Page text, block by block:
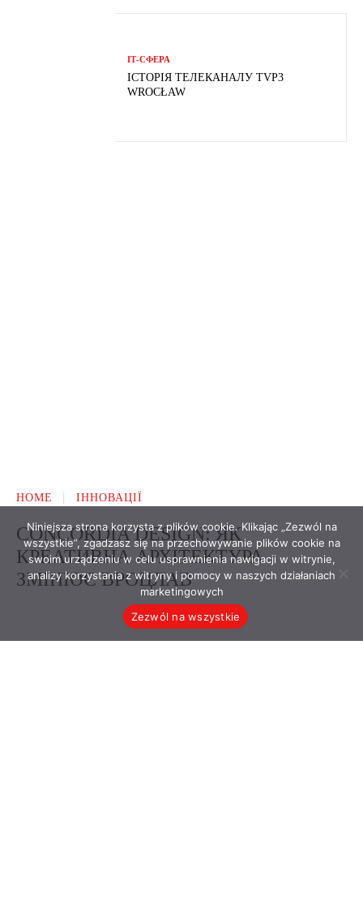
ІТ-СФЕРА
ІСТОРІЯ ТЕЛЕКАНАЛУ TVP3
WROCŁAW
Niniejsza strona korzysta z plików cookie. Klikając „Zezwól na
wszystkie”, zgadzasz się na przechowywanie plików cookie na
swoim urządzeniu w celu usprawnienia nawigacji w witrynie,
analizy korzystania z witryny i pomocy w naszych działaniach
marketingowych
Zezwól na wszystkie